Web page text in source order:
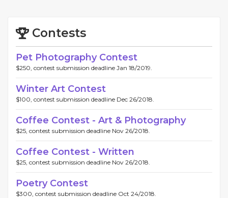
Contests
Pet Photography Contest
$250, contest submission deadline Jan 18/2019.
Winter Art Contest
$100, contest submission deadline Dec 26/2018.
Coffee Contest - Art & Photography
$25, contest submission deadline Nov 26/2018.
Coffee Contest - Written
$25, contest submission deadline Nov 26/2018.
Poetry Contest
$300, contest submission deadline Oct 24/2018.